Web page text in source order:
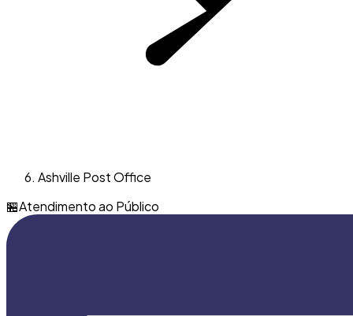
Ashville Post Office
🏪Atendimento ao Público